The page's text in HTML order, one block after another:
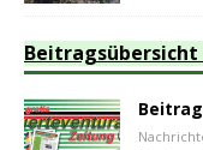
Beitragsübersicht